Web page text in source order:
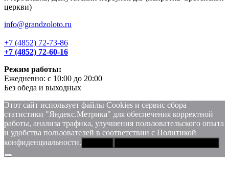
церкви)
info@grandzoloto.ru
+7 (4852) 72-73-86
+7 (4852) 72-60-16
Режим работы:
Ежедневно: с 10:00 до 20:00
Без обеда и выходных
Этот сайт использует файлы Сookies и сервис сбора
статистики "Яндекс.Метрика" для обеспечения корректной
работы, анализа трафика, улучшения пользовательского опыта
и удобства пользователей в соответствии с Политикой
конфиденциальности.